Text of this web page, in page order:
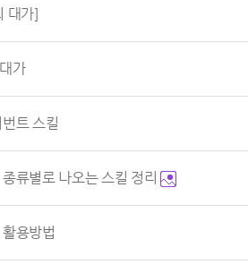
대가]
가
트 스킬
종류별로 나오는 스킬 정리
용방법